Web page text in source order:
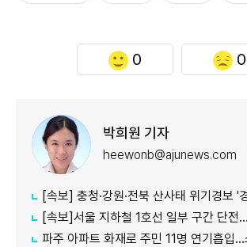
0 0
박희원 기자
heewonb@ajunews.com
[속보] 충청·강원·전북 산사태 위기경보 '
[속보]서울 지하철 1호선 일부 구간 단전…출
파주 아파트 화재로 주민 11명 연기흡입…